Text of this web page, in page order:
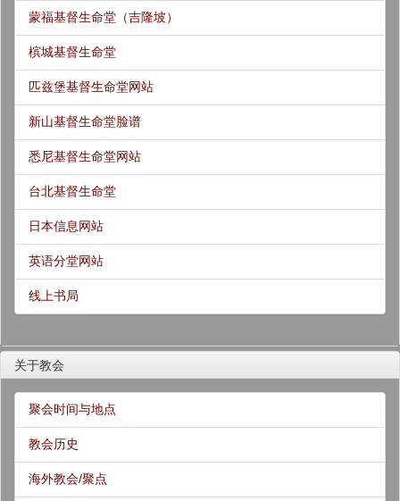
蒙福基督生命堂（吉隆坡）
槟城基督生命堂
匹兹堡基督生命堂网站
新山基督生命堂脸谱
悉尼基督生命堂网站
台北基督生命堂
日本信息网站
英语分堂网站
线上书局
关于教会
聚会时间与地点
教会历史
海外教会/聚点